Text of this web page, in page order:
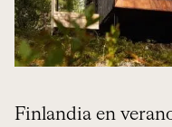
Finlandia en